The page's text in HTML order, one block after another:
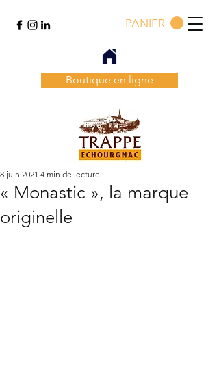
PANIER
Boutique en ligne
« Monastic », la marque
originelle
8 juin 2021 4 min de lecture